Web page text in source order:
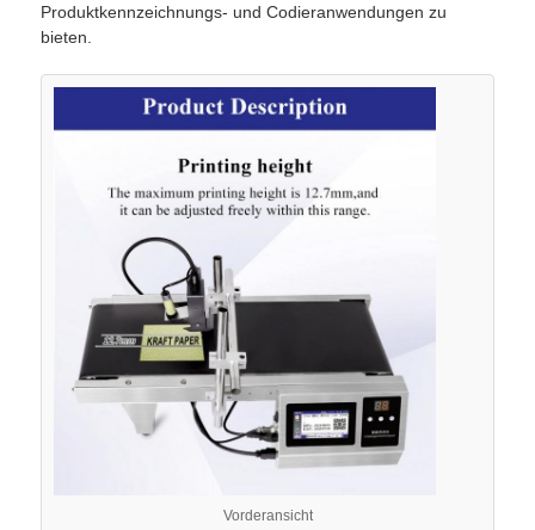
Produktkennzeichnungs- und Codieranwendungen zu
bieten.
Vorderansicht